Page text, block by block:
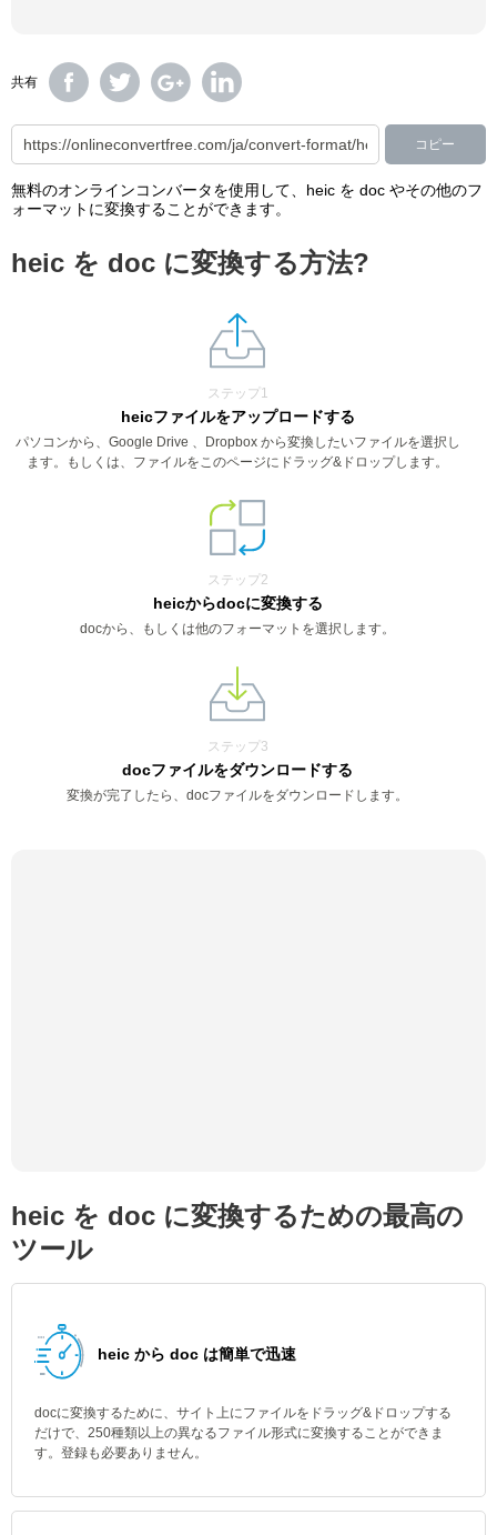
共有
コピー
無料のオンラインコンバータを使用して、heic を doc やその他のフ
ォーマットに変換することができます。
heic を doc に変換する方法?
ステップ1
heicファイルをアップロードする
パソコンから、Google Drive 、Dropbox から変換したいファイルを選択し
ます。もしくは、ファイルをこのページにドラッグ&ドロップします。
ステップ2
heicからdocに変換する
docから、もしくは他のフォーマットを選択します。
ステップ3
docファイルをダウンロードする
変換が完了したら、docファイルをダウンロードします。
heic を doc に変換するための最高の
ツール
heic から doc は簡単で迅速
docに変換するために、サイト上にファイルをドラッグ&ドロップする
だけで、250種類以上の異なるファイル形式に変換することができま
す。登録も必要ありません。